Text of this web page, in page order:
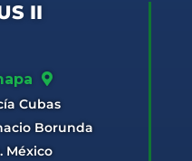
II
Cubas
Borunda
México